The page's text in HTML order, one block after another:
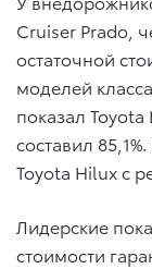
Cruiser Prado,
остаточной
моделей
показал Toyota
составил
Toyota Hilux с
Лидерские
стоимости